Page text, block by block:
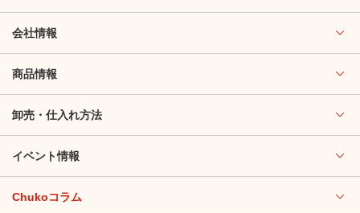
会社情報
商品情報
卸売・仕入れ方法
イベント情報
Chukoコラム